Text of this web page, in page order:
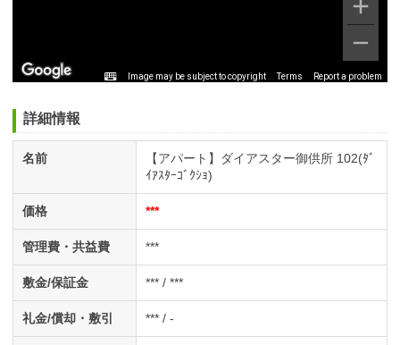
Image may be subject to copyright Terms Report a problem
詳細情報
名前
【アパート】ダイアスター御供所 102(ﾀﾞ
ｲｱｽﾀｰｺﾞｸｼｮ)
価格 ***
管理費・共益費 ***
敷金/保証金 *** / ***
礼金/償却・敷引 *** / -